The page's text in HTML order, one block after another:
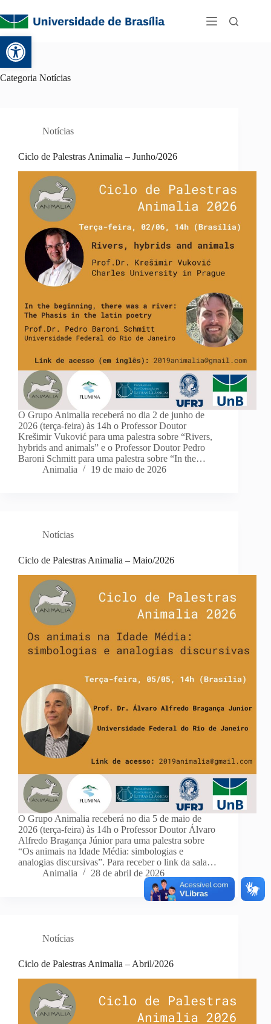
Abrir a barra de ferramentas
Categoria Notícias
Notícias
Ciclo de Palestras Animalia – Junho/2026
O Grupo Animalia receberá no dia 2 de junho de
2026 (terça-feira) às 14h o Professor Doutor
Krešimir Vuković para uma palestra sobre “Rivers,
hybrids and animals” e o Professor Doutor Pedro
Baroni Schmitt para uma palestra sobre “In the…
Animalia
19 de maio de 2026
Notícias
Ciclo de Palestras Animalia – Maio/2026
O Grupo Animalia receberá no dia 5 de maio de
2026 (terça-feira) às 14h o Professor Doutor Álvaro
Alfredo Bragança Júnior para uma palestra sobre
“Os animais na Idade Média: simbologias e
analogias discursivas”. Para receber o link da sala…
Animalia
28 de abril de 2026
Notícias
Ciclo de Palestras Animalia – Abril/2026